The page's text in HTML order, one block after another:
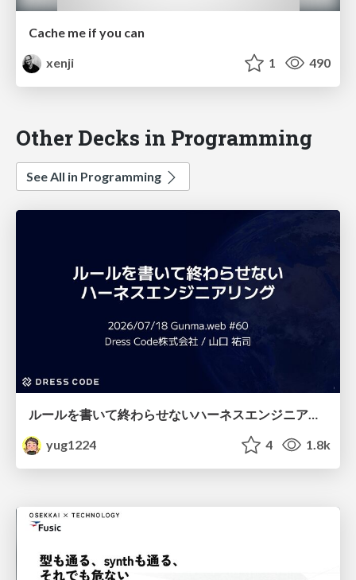
Cache me if you can
xenji
1 490
Other Decks in Programming
See All in Programming
yug1224
4 1.8k